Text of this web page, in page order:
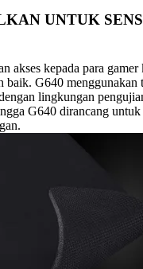
UNTUK
akses kepada para gamer
baik. G640 menggunakan
lingkungan
G640 dirancang